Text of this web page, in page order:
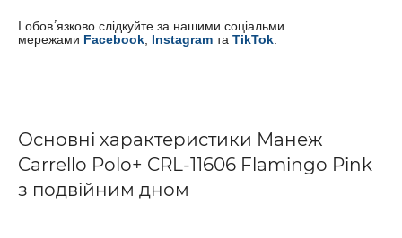
І обов’язково слідкуйте за нашими соціальми
мережами Facebook Instagram та TikTok
Основні характеристики Манеж
Carrello Polo+ CRL-11606 Flamingo Pink
з подвійним дном